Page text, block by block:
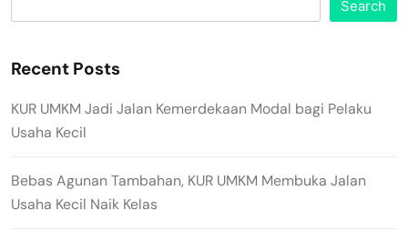
Search
Recent Posts
KUR UMKM Jadi Jalan Kemerdekaan Modal bagi Pelaku
Usaha Kecil
Bebas Agunan Tambahan, KUR UMKM Membuka Jalan
Usaha Kecil Naik Kelas